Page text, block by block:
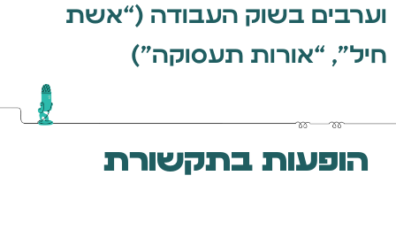
וערבים בשוק העבודה (“אשת
חיל”, “אורות תעסוקה”)
הופעות בתקשורת